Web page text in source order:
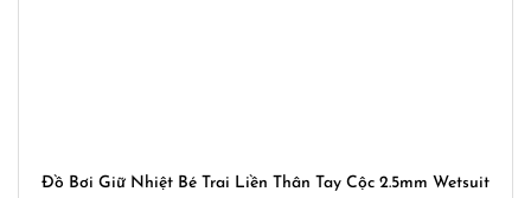
Đồ Bơi Giữ Nhiệt Bé Trai Liền Thân Tay Cộc 2.5mm Wetsuit